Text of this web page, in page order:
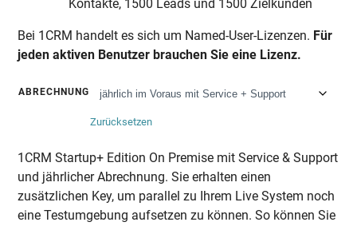
Kontakte, 1500 Leads und 1500 Zielkunden
Bei 1CRM handelt es sich um Named-User-Lizenzen. Für
jeden aktiven Benutzer brauchen Sie eine Lizenz.
ABRECHNUNG
Zurücksetzen
1CRM Startup+ Edition On Premise mit Service & Support
und jährlicher Abrechnung. Sie erhalten einen
zusätzlichen Key, um parallel zu Ihrem Live System noch
eine Testumgebung aufsetzen zu können. So können Sie